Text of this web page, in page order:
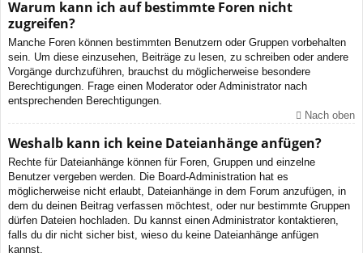
Warum kann ich auf bestimmte Foren nicht
zugreifen?
Manche Foren können bestimmten Benutzern oder Gruppen vorbehalten
sein. Um diese einzusehen, Beiträge zu lesen, zu schreiben oder andere
Vorgänge durchzuführen, brauchst du möglicherweise besondere
Berechtigungen. Frage einen Moderator oder Administrator nach
entsprechenden Berechtigungen.
Nach oben
Weshalb kann ich keine Dateianhänge anfügen?
Rechte für Dateianhänge können für Foren, Gruppen und einzelne
Benutzer vergeben werden. Die Board-Administration hat es
möglicherweise nicht erlaubt, Dateianhänge in dem Forum anzufügen, in
dem du deinen Beitrag verfassen möchtest, oder nur bestimmte Gruppen
dürfen Dateien hochladen. Du kannst einen Administrator kontaktieren,
falls du dir nicht sicher bist, wieso du keine Dateianhänge anfügen
kannst.